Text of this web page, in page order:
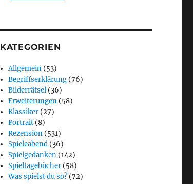
KATEGORIEN
Allgemein (53)
Begriffserklärung (76)
Bilderrätsel (36)
Erweiterungen (58)
Klassiker (27)
Portrait (8)
Rezension (531)
Spieleabend (36)
Spielgedanken (142)
Spieltagebücher (58)
Was spielst du so? (72)